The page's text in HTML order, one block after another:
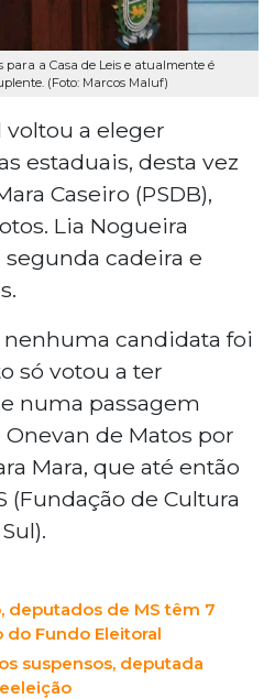
para a Casa de Leis e atualmente é
(Foto: Marcos Maluf)
voltou a eleger
estaduais, desta vez
Caseiro (PSDB),
Lia Nogueira
segunda cadeira e
nenhuma candidata foi
só votou a ter
numa passagem
de Matos por
Mara, que até então
(Fundação de Cultura
deputados de MS têm 7
Fundo Eleitoral
suspensos, deputada